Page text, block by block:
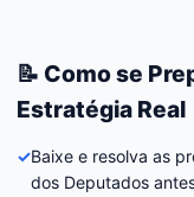
📝 Como se
Estratégia Real
✓Baixe e resolva as
dos Deputados